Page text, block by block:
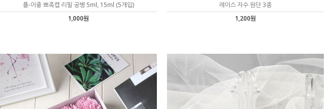
플-이중 뾰족캡 리필 공병 5ml, 15ml (5개입)
1,000원
레이스 자수 원단 3종
1,200원